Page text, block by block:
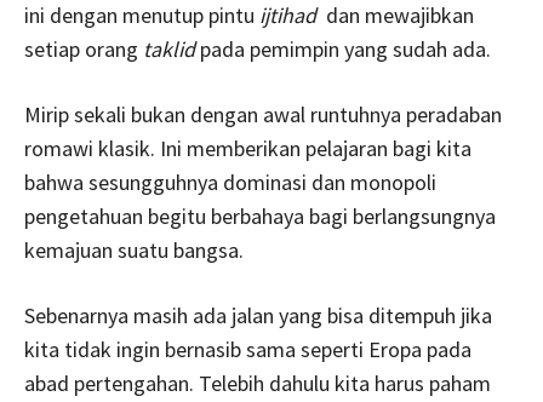
ini dengan menutup pintu ijtihaddan mewajibkan
setiap orang taklidpada pemimpin yang sudah ada.
Mirip sekali bukan dengan awal runtuhnya peradaban
romawi klasik. Ini memberikan pelajaran bagi kita
bahwa sesungguhnya dominasi dan monopoli
pengetahuan begitu berbahaya bagi berlangsungnya
kemajuan suatu bangsa.
Sebenarnya masih ada jalan yang bisa ditempuh jika
kita tidak ingin bernasib sama seperti Eropa pada
abad pertengahan. Telebih dahulu kita harus paham